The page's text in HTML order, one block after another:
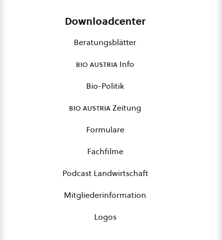
Downloadcenter
Beratungsblätter
bio austria Info
Bio-Politik
bio austriaZeitung
Formulare
Fachfilme
Podcast Landwirtschaft
Mitgliederinformation
Logos